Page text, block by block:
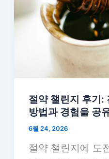
절약 챌린지 후기:
방법과 경험을 공
6월 24, 2026
절약 챌린지에 도